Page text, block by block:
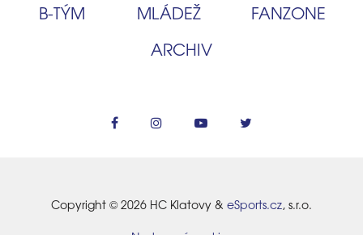
B‑TÝM
MLÁDEŽ
FANZONE
ARCHIV
Copyright © 2026 HC Klatovy & eSports.cz, s.r.o.